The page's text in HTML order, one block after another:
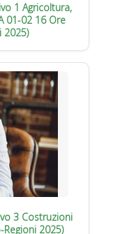
1 Agricoltura,
01-02 16 Ore
2025)
3 Costruzioni
2025)